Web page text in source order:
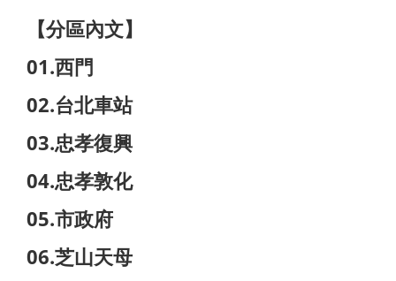
【分區內文】
01.西門
02.台北車站
03.忠孝復興
04.忠孝敦化
05.市政府
06.芝山天母